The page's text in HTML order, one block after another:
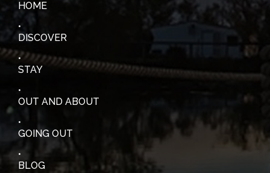
HOME
DISCOVER
STAY
OUT AND ABOUT
GOING OUT
BLOG